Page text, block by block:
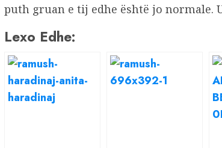
puth gruan e tij edhe është jo normale.
Lexo Edhe: